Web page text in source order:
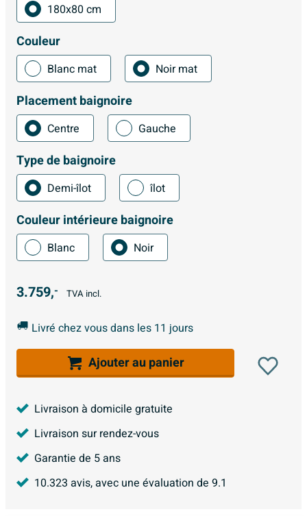
180x80 cm
Couleur
Blanc mat Noir mat
Placement baignoire
Centre Gauche
Type de baignoire
Demi-îlot îlot
Couleur intérieure baignoire
Blanc Noir
3.759,- TVA incl.
Livré chez vous dans les 11 jours
Ajouter au panier
Livraison à domicile gratuite
Livraison sur rendez-vous
Garantie de 5 ans
10.323 avis, avec une évaluation de 9.1